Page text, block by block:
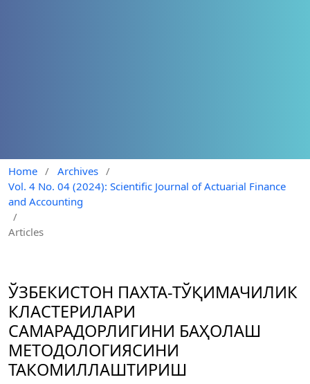
Home / Archives /
Vol. 4 No. 04 (2024): Scientific Journal of Actuarial Finance
and Accounting
/
Articles
ЎЗБЕКИСТОН ПАХТА-ТЎҚИМАЧИЛИК
КЛАСТЕРИЛАРИ
САМАРАДОРЛИГИНИ БАҲОЛАШ
МЕТОДОЛОГИЯСИНИ
ТАКОМИЛЛАШТИРИШ